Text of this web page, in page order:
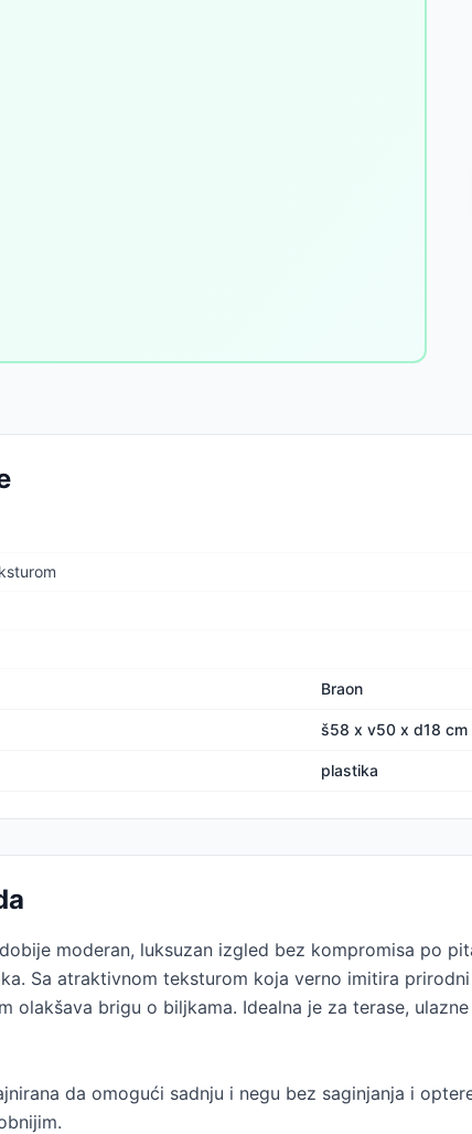
Braon
š58 x v50 x d18 cm
plastika
moderan, luksuzan izgled bez kompromisa po
Sa atraktivnom teksturom koja verno imitira
olakšava brigu o biljkama. Idealna je za terase,
da omogući sadnju i negu bez saginjanja i